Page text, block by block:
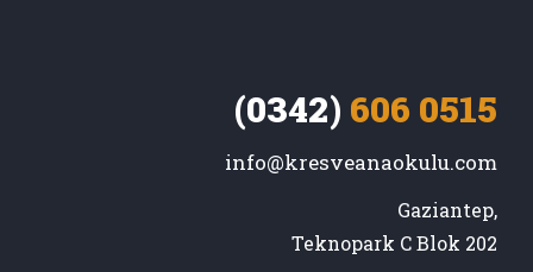
(0342) 606 0515
info@kresveanaokulu.com
Gaziantep,
Teknopark C Blok 202